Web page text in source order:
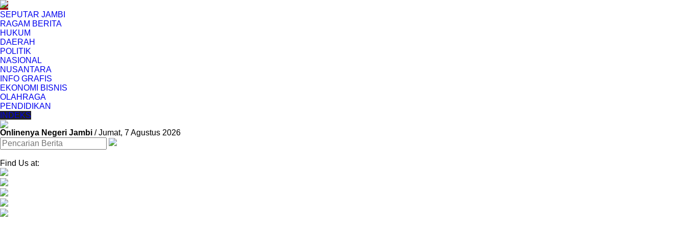
SEPUTAR JAMBI
RAGAM BERITA
HUKUM
DAERAH
POLITIK
NASIONAL
NUSANTARA
INFO GRAFIS
EKONOMI BISNIS
OLAHRAGA
PENDIDIKAN
INDEKS
Onlinenya Negeri Jambi / Jumat, 7 Agustus 2026
Find Us at: